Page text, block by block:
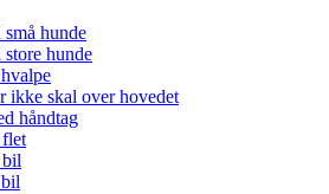
hunde
hunde
ikke skal over hovedet
håndtag